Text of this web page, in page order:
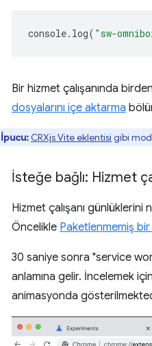
console. log( "sw-
Bir hizmet çalışanında
dosyalarını içe aktarma
İpucu: CRXjs Vite eklentisi gibi
İsteğe bağlı: Hizmet
Hizmet çalışanı günlüklerini
Öncelikle Paketlenmemiş bir
30 saniye sonra "service
anlamına gelir. İncelemek
animasyonda